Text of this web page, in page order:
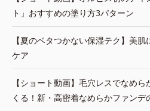
ト」おすすめの塗り方3パターン
【夏のベタつかない保湿テク】美
ケア
【ショート動画】毛穴レスでなめ
くる！新・高密着なめらかファン